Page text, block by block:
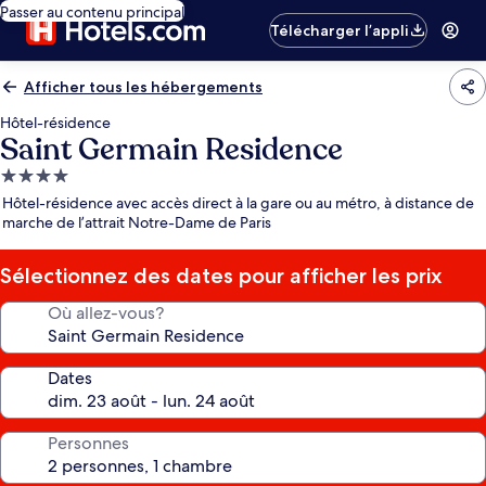
Passer au contenu principal
Télécharger l’appli
Afficher tous les hébergements
Hôtel-résidence
Saint Germain Residence
Hébergement
4.0 étoiles
Hôtel-résidence avec accès direct à la gare ou au métro, à distance de
marche de l’attrait Notre-Dame de Paris
Sélectionnez des dates pour afficher les prix
Où allez-vous?
Dates
Personnes